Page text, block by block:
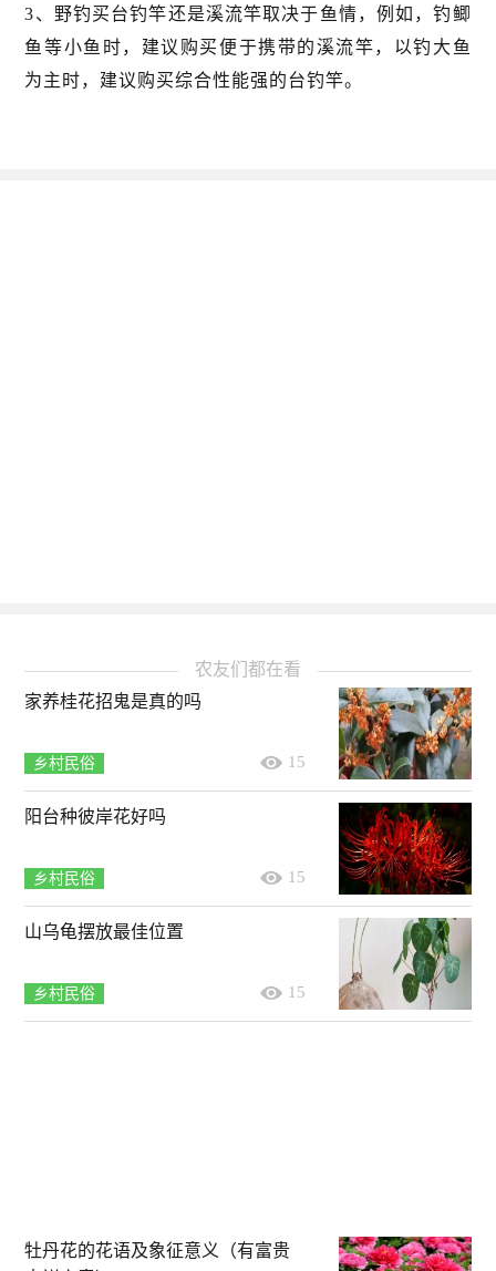
3、野钓买台钓竿还是溪流竿取决于鱼情，例如，钓鲫
鱼等小鱼时，建议购买便于携带的溪流竿，以钓大鱼
为主时，建议购买综合性能强的台钓竿。
农友们都在看
家养桂花招鬼是真的吗
乡村民俗 15
阳台种彼岸花好吗
乡村民俗 15
山乌龟摆放最佳位置
乡村民俗 15
牡丹花的花语及象征意义（有富贵